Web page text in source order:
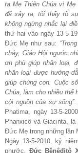
tạ Mẹ Thiên Chúa vì
đã xảy ra, tôi thấy rõ
không ngừng nhắc lại
thứ hai vào ngày 13-5-
Đức Mẹ như sau:
cháy, Giáo Hội ngước
ơn phù giúp nhân loại,
nhân loại được hướng
giúp chúng con. Cuộc
Chúa, làm cho nhiều thế
cội nguồn của sự sống”.
Phatima, ngày 13-5-
Phanxicô và Giacinta,
Đức Mẹ trong những lần
Ngày 13-5-2010, kỷ
phước,Đức Bênêđitô